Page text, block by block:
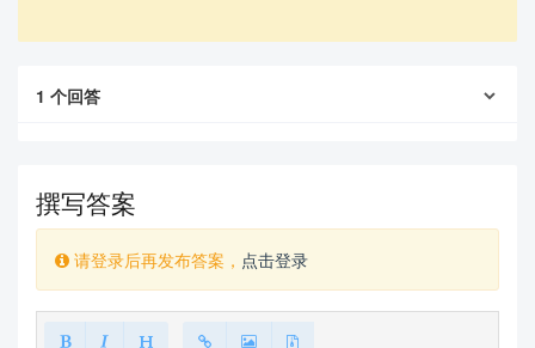
FakeBold=2,reqno]{ctexbook}
\usepackage{latexsym}
\usepackage{amsfonts}
\usepackage[usenames,dvipsnames]{xcolor}%\usepack
age[a-1b]{pdfx}
\usepackage{amsfonts}
1 个回答
撰写答案
请登录后再发布答案， 点击登录